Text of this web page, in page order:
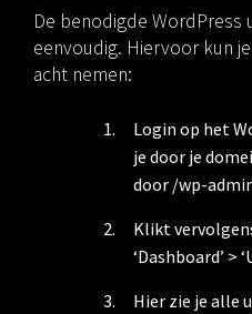
De benodigde WordPress
eenvoudig. Hiervoor kun
acht nemen:
Login op het
je door je
door /wp-
Klikt
‘Dashboard’ >
Hier zie je alle